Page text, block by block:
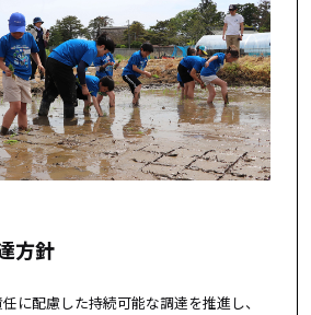
方針
に配慮した持続可能な調達を推進し、